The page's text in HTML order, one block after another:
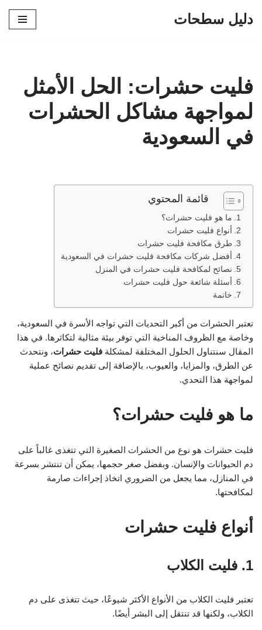
دليل سطحات
فليت حشرات: الحل الأمثل
لمواجهة مشاكل الحشرات
في السعودية
قائمة المحتوي
ما هو فليت حشرات؟
أنواع فليت حشرات
طرق مكافحة فليت حشرات
أفضل شركات مكافحة فليت حشرات في السعودية
نصائح لمكافحة فليت حشرات في المنزل
أسئلة شائعة حول فليت حشرات
خاتمة
تعتبر الحشرات من أكبر التحديات التي تواجه الأسرة في السعودية،
وخاصة مع الظروف المناخية التي توفر بيئة مثالية لتكاثرها. في هذا
المقال سنتناول الحلول المختلفة لمشكلة فليت حشرات، ونتحدث
عن الطرق، والمزايا، والعيوب، بالإضافة إلى تقديم نصائح عملية
لمواجهة هذا التحدي.
ما هو فليت حشرات؟
فليت حشرات هو نوع من الحشرات الصغيرة التي تتغذى غالباً على
دم الحيوانات والإنسان. وبفضل صغر حجمها، يمكن أن تنتشر بسرعة
في المنازل، مما يجعل من الضروري اتخاذ إجراءات صارمة
لمكافحتها.
أنواع فليت حشرات
1. فليت الكلاب
تعتبر فليت الكلاب من الأنواع الأكثر شيوعًا، حيث تتغذى على دم
الكلاب، ولكنها قد تنتقل إلى البشر أيضًا.